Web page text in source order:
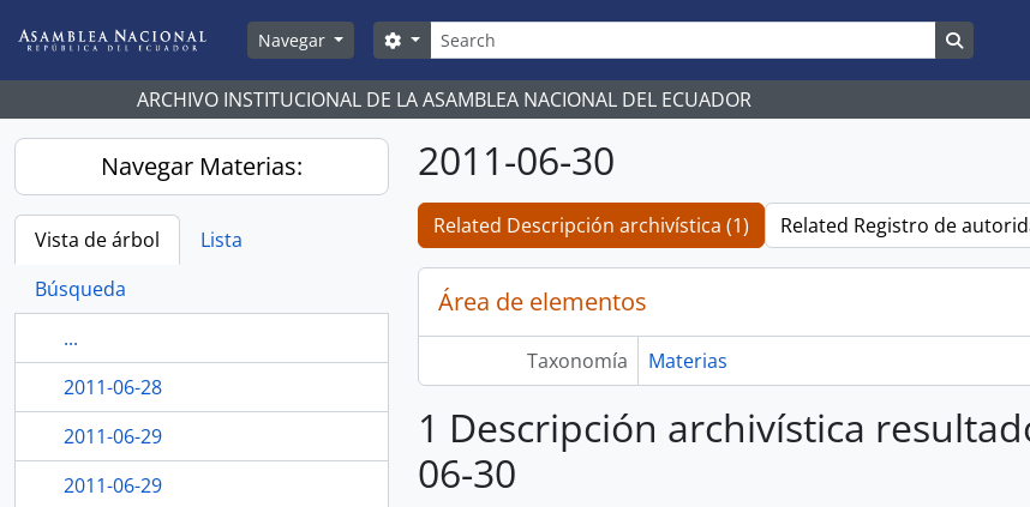
Navegar
Búsqueda
Search options
ARCHIVO INSTITUCIONAL DE LA ASAMBLEA NACIONAL DEL ECUADOR
Navegar Materias:
Vista de árbol
Lista
Búsqueda
...
2011-06-28
2011-06-29
2011-06-29
2011-06-30
Related Descripción archivística (1) Related Registro de
Área de elementos
Taxonomía Materias
1 Descripción archivística
06-30